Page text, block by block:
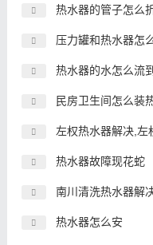
热水器的管子怎么
压力罐和热水器怎
热水器的水怎么流
民房卫生间怎么装
左权热水器解决,左
热水器故障现花蛇
南川清洗热水器解
热水器怎么安